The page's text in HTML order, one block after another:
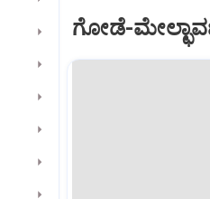
ಗೋಡೆ-ಮೇಲ್ಛಾವಣಿ